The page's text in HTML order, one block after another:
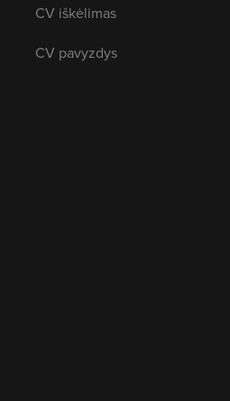
CV iškėlimas
CV pavyzdys